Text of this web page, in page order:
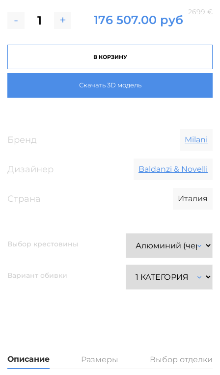
- + 176 507.00 руб
2699 €
Бренд Milani
Дизайнер Baldanzi & Novelli
Страна Италия
Выбор крестовины
Вариант обивки
В КОРЗИНУ
Скачать 3D модель
Описание Размеры Выбор отделки